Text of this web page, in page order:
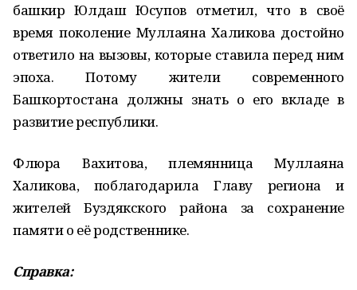
башкир Юлдаш Юсупов отметил, что в своё
время поколение Муллаяна Халикова достойно
ответило на вызовы, которые ставила перед ним
эпоха. Потому жители современного
Башкортостана должны знать о его вкладе в
развитие республики.
Флюра Вахитова, племянница Муллаяна
Халикова, поблагодарила Главу региона и
жителей Буздякского района за сохранение
памяти о её родственнике.
Справка: